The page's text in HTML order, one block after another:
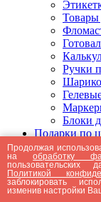
Товары
Ручки
Блоки
Подарки по
Продолжая
наобработку
Политикой
заблокировать
изменив настройки